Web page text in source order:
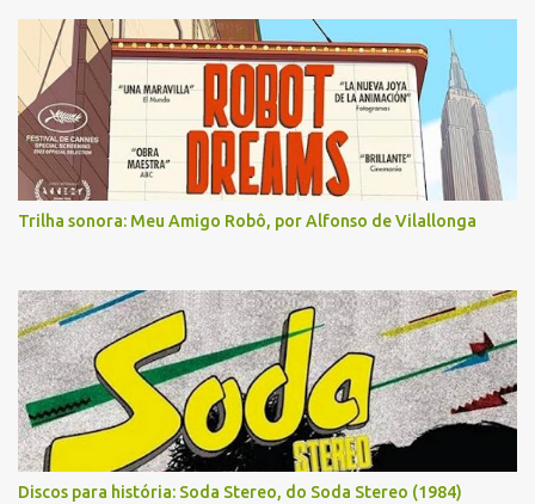
Trilha sonora: Meu Amigo Robô, por Alfonso de Vilallonga
Discos para história: Soda Stereo, do Soda Stereo (1984)